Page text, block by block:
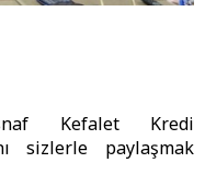
Kefalet Kredi
sizlerle paylaşmak